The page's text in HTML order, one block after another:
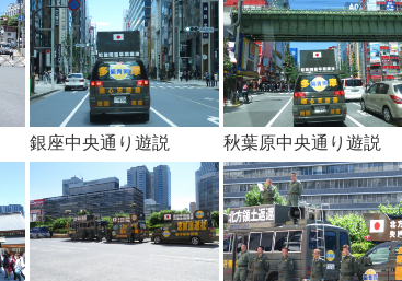
銀座中央通り遊説 秋葉原中央通り遊説